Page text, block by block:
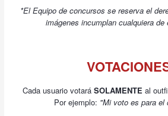
*El Equipo de concursos se reserva el
imágenes incumplan cualquiera de
Cada usuario votará SOLAMENTE al
Por ejemplo: "Mi voto es para el